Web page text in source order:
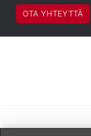
OTA YHTEYTTÄ